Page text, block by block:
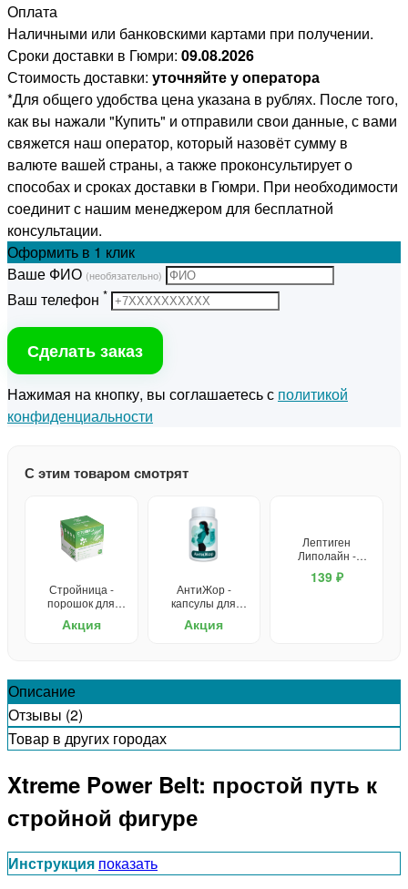
Оплата
Наличными или банковскими картами при получении.
Сроки доставки в Гюмри: 09.08.2026
Стоимость доставки: уточняйте у оператора
*Для общего удобства цена указана в рублях. После того,
как вы нажали "Купить" и отправили свои данные, с вами
свяжется наш оператор, который назовёт сумму в
валюте вашей страны, а также проконсультирует о
способах и сроках доставки в Гюмри. При необходимости
соединит с нашим менеджером для бесплатной
консультации.
Оформить в 1 клик
Ваше ФИО (необязательно)
Ваш телефон *
Сделать заказ
Нажимая на кнопку, вы соглашаетесь с политикой
конфиденциальности
С этим товаром смотрят
Стройница -
порошок для
Акция
АнтиЖор -
капсулы для
Акция
Лептиген
Липолайн -
капсулы для
похудения
139 ₽
Описание
Отзывы (2)
Товар в других городах
Xtreme Power Belt: простой путь к
стройной фигуре
Инструкция показать